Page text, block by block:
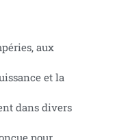
aux
et la
dans divers
pour